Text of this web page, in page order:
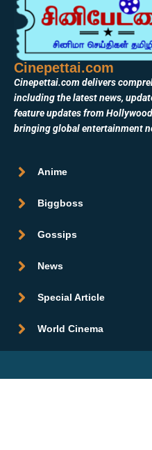
Cinepettai.com
Cinepettai.com delivers
including the latest news,
feature updates from
bringing global entertainment
Anime
Biggboss
Gossips
News
Special Article
World Cinema